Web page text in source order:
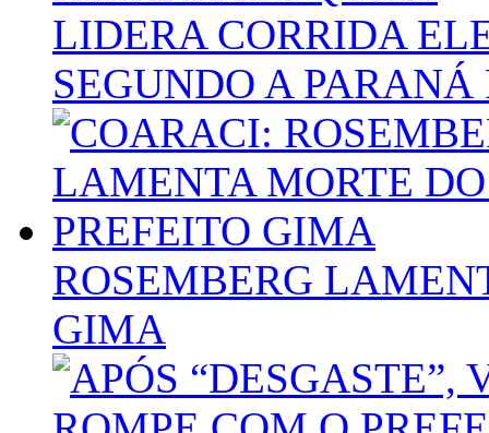
LIDERA CORRIDA
SEGUNDO A PARANÁ
ROSEMBERG
GIMA